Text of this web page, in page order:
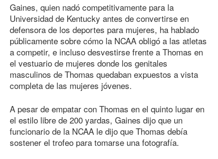
Gaines, quien nadó competitivamente para la
Universidad de Kentucky antes de convertirse en
defensora de los deportes para mujeres, ha hablado
públicamente sobre cómo la NCAA obligó a las atletas
a competir, e incluso desvestirse frente a Thomas en
el vestuario de mujeres donde los genitales
masculinos de Thomas quedaban expuestos a vista
completa de las mujeres jóvenes.
A pesar de empatar con Thomas en el quinto lugar en
el estilo libre de 200 yardas, Gaines dijo que un
funcionario de la NCAA le dijo que Thomas debía
sostener el trofeo para tomarse una fotografía.